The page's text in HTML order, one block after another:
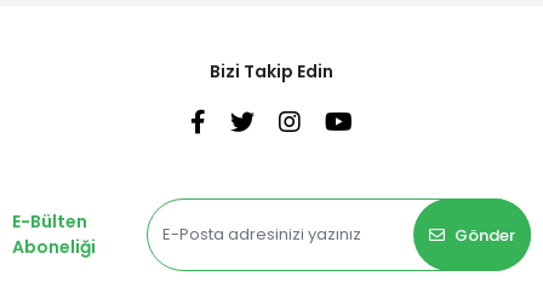
Bizi Takip Edin
E-Bülten
Aboneliği
Gönder